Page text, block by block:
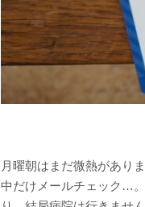
月曜朝はまだ微熱があり
中だけメールチェック…